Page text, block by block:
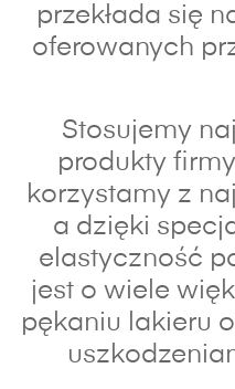
przekłada się
oferowanych
Stosujemy
produkty
korzystamy z
a dzięki
elastyczność
jest o wiele
pękaniu lakieru